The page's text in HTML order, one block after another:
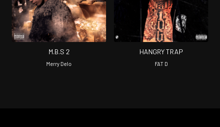
M.B.S 2
Merry Delo
HANGRY TRAP
FAT D